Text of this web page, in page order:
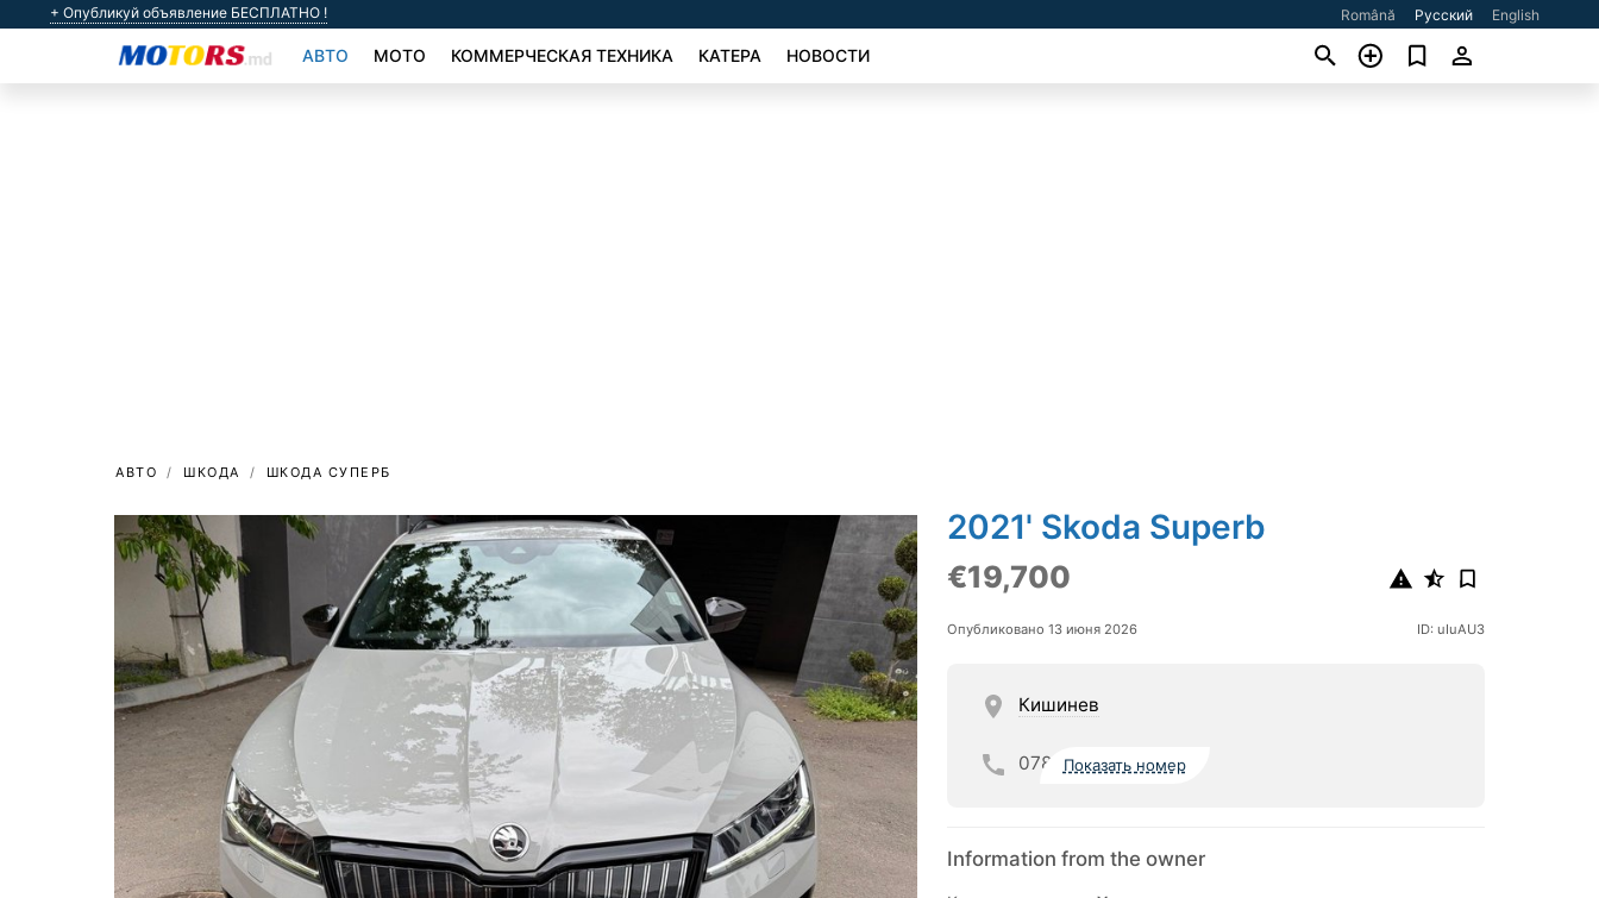
+ Опубликуй объявление БЕСПЛАТНО ! Română Русский English
АВТО МОТО КОММЕРЧЕСКАЯ ТЕХНИКА КАТЕРА НОВОСТИ
АВТО ШКОДА ШКОДА СУПЕРБ
2021' Skoda Superb
€19,700
Опубликовано 13 июня 2026 ID: uIuAU3
Кишинев
078 Показать номер
Information from the owner